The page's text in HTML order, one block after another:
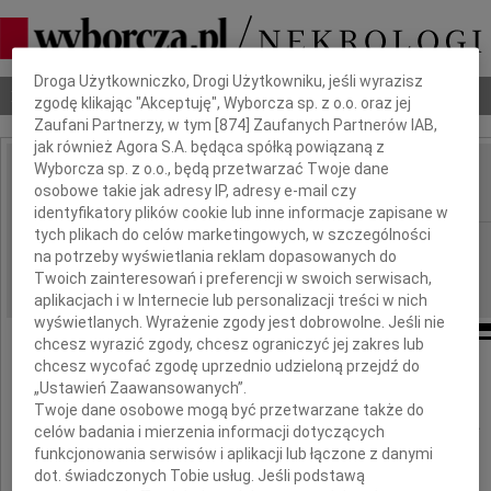
Nekrologi Odeszli Poradnik pogrzebowy
IMIĘ I NAZWISKO: Gerard Labuda
REGION: Wrocław
DATA EMISJI: 07.10.2010
Panu
prof. Aleksandrowi Labudzie
wyrazy współczucia z powodu śmierci Ojca
Dbamy o Twoją prywatność
Droga Użytkowniczko, Drogi Użytkowniku, jeśli wyrazisz
zgodę klikając "Akceptuję", Wyborcza sp. z o.o. oraz jej
Zaufani Partnerzy, w tym [874 ] Zaufanych Partnerów IAB,
jak również Agora S.A. będąca spółką powiązaną z
Wyborcza sp. z o.o., będą przetwarzać Twoje dane
osobowe takie jak adresy IP, adresy e-mail czy
identyfikatory plików cookie lub inne informacje zapisane w
tych plikach do celów marketingowych, w szczególności
na potrzeby wyświetlania reklam dopasowanych do
Twoich zainteresowań i preferencji w swoich serwisach,
aplikacjach i w Internecie lub personalizacji treści w nich
wyświetlanych. Wyrażenie zgody jest dobrowolne. Jeśli nie
chcesz wyrazić zgody, chcesz ograniczyć jej zakres lub
chcesz wycofać zgodę uprzednio udzieloną przejdź do
„Ustawień Zaawansowanych”.
Twoje dane osobowe mogą być przetwarzane także do
celów badania i mierzenia informacji dotyczących
funkcjonowania serwisów i aplikacji lub łączone z danymi
dot. świadczonych Tobie usług. Jeśli podstawą